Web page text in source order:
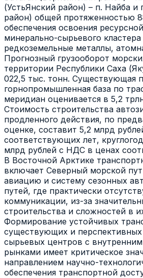
(УстьЯнский район) – п. Найба и
район) общей протяженностью
обеспечения освоения
минерально-сырьевого
редкоземельные металлы,
Прогнозный грузооборот
территории Республики Саха
022,5 тыс. тонн. Существующая
горнопромышленная база по
меридиан оценивается в 5,2
Стоимость строительства
продленного действия, по
оценке, составит 5,2 млрд
соответствующих лет,
млрд рублей с НДС в ценах
В Восточной Арктике
включает Северный морской
авиацию и систему сезонных
путей, где практически
коммуникации, из-за
строительства и сложностей в
Формирование устойчивых
существующих и
сырьевых центров с
рынками имеет критическое
направлением научно-
обеспечения транспортной